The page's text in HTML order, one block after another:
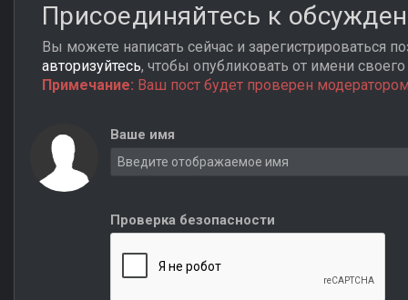
Присоединяйтесь к
Вы можете написать сейчас и зарегистрироваться
авторизуйтесь, чтобы опубликовать от имени своего
Примечание: Ваш пост будет проверен
Ваше имя
Проверка безопасности